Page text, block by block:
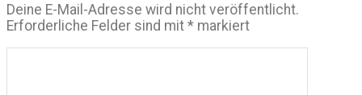
Deine E-Mail-Adresse wird nicht veröffentlicht.
Erforderliche Felder sind mit * markiert